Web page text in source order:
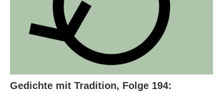
Gedichte mit Tradition, Folge 194: